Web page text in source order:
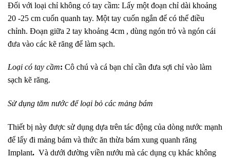
Đối với loại chỉ không có tay cầm: Lấy một đoạn chỉ dài khoảng
20 -25 cm cuốn quanh tay. Một tay cuốn ngắn để có thể điều
chỉnh. Đoạn giữa 2 tay khoảng 4cm , dùng ngón trỏ và ngón cái
đưa vào các kẽ răng để làm sạch.
Loại có tay cầm: Cô chú và cá bạn chỉ cần đưa sợi chỉ vào làm
sạch kẽ răng.
Sử dụng tăm nước để loại bỏ các mảng bám
Thiết bị này được sử dụng dựa trên tác động của dòng nước mạnh
để lấy đi mảng bám và thức ăn thừa bám xung quanh răng
Implant. Và dưới đường viền nướu mà các dụng cụ khác không